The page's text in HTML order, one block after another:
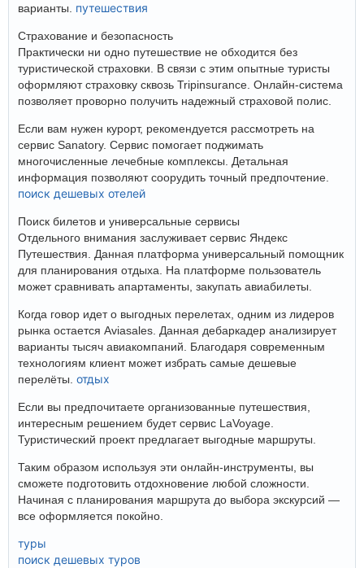
варианты. путешествия
Страхование и безопасность
Практически ни одно путешествие не обходится без
туристической страховки. В связи с этим опытные туристы
оформляют страховку сквозь Tripinsurance. Онлайн-система
позволяет проворно получить надежный страховой полис.
Если вам нужен курорт, рекомендуется рассмотреть на
сервис Sanatory. Сервис помогает поджимать
многочисленные лечебные комплексы. Детальная
информация позволяют соорудить точный предпочтение.
поиск дешевых отелей
Поиск билетов и универсальные сервисы
Отдельного внимания заслуживает сервис Яндекс
Путешествия. Данная платформа универсальный помощник
для планирования отдыха. На платформе пользователь
может сравнивать апартаменты, закупать авиабилеты.
Когда говор идет о выгодных перелетах, одним из лидеров
рынка остается Aviasales. Данная дебаркадер анализирует
варианты тысяч авиакомпаний. Благодаря современным
технологиям клиент может избрать самые дешевые
перелёты. отдых
Если вы предпочитаете организованные путешествия,
интересным решением будет сервис LaVoyage.
Туристический проект предлагает выгодные маршруты.
Таким образом используя эти онлайн-инструменты, вы
сможете подготовить отдохновение любой сложности.
Начиная с планирования маршрута до выбора экскурсий —
все оформляется покойно.
туры
поиск дешевых туров